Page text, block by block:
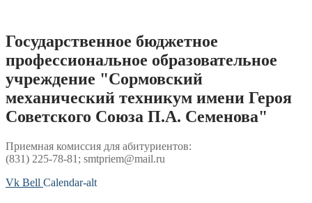
содержимому
Государственное бюджетное
профессиональное образовательное
учреждение "Сормовский
механический техникум имени Героя
Советского Союза П.А. Семенова"
Приемная комиссия для абитуриентов:
(831) 225-78-81; smtpriem@mail.ru
Vk Bell Calendar-alt